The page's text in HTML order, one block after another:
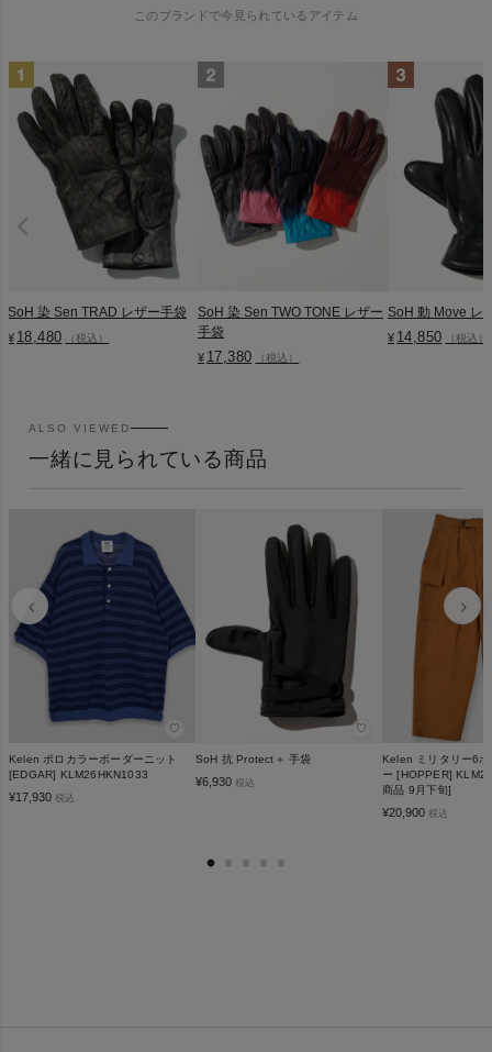
このブランドで今見られているアイテム
SoH 染 Sen TRAD レザー手袋
¥ 18,480 （税込）
SoH 染 Sen TWO TONE レザー
手袋
¥ 17,380 （税込）
SoH 動 Move レ
¥ 14,850 （税込）
ALSO VIEWED
一緒に見られている商品
♡
Kelen ポロカラーボーダーニット
[EDGAR] KLM26HKN1033
¥17,930 税込
♡
SoH 抗 Protect＋ 手袋
¥6,930 税込
Kelen ミリタリー6
ー [HOPPER]
商品 9月下旬]
¥20,900 税込